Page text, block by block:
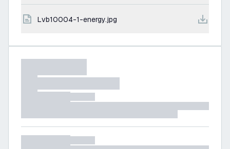
lvb10004-1-energy.jpg